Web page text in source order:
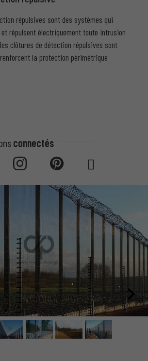
répulsives sont des systèmes qui
répulsent électriquement toute intrusion
clôtures de détection répulsives sont
la protection périmétrique
connectés